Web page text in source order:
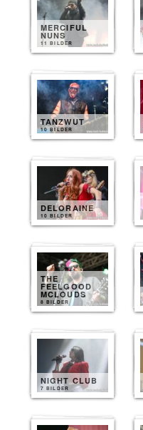
MERCIFUL
NUNS
11 BILDER
TANZWUT
10 BILDER
DELORAINE
10 BILDER
THE
FEELGOOD
MCLOUDS
8 BILDER
NIGHT CLUB
7 BILDER